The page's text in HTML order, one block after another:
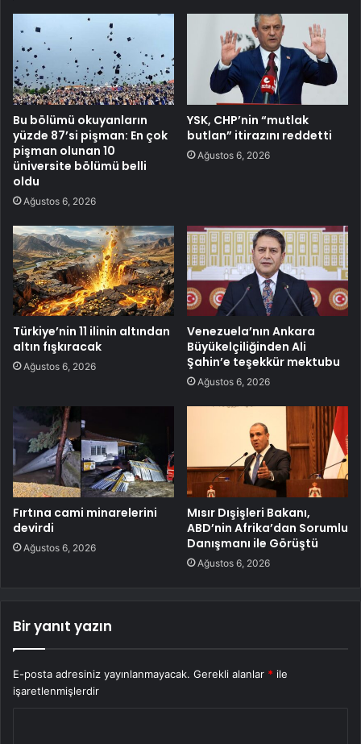
Bu bölümü okuyanların
yüzde 87’si pişman: En çok
pişman olunan 10
üniversite bölümü belli
oldu
Ağustos 6, 2026
YSK, CHP’nin “mutlak
butlan” itirazını reddetti
Ağustos 6, 2026
Türkiye’nin 11 ilinin altından
altın fışkıracak
Ağustos 6, 2026
Venezuela’nın Ankara
Büyükelçiliğinden Ali
Şahin’e teşekkür mektubu
Ağustos 6, 2026
Fırtına cami minarelerini
devirdi
Ağustos 6, 2026
Mısır Dışişleri Bakanı,
ABD’nin Afrika’dan Sorumlu
Danışmanı ile Görüştü
Ağustos 6, 2026
Bir yanıt yazın
E-posta adresiniz yayınlanmayacak. Gerekli alanlar * ile
işaretlenmişlerdir